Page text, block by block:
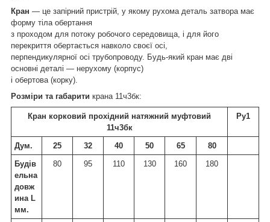
Кран — це запірний пристрій, у якому рухома деталь затвора має
форму тіла обертання
з проходом для потоку робочого середовища, і для його
перекриття обертається навколо своєї осі,
перпендикулярної осі трубопроводу. Будь-який кран має дві
основні деталі — нерухому (корпус)
і обертова (корку).
Розміри та габарити крана 11ч3бк:
Кран корковий прохідний натяжний муфтовий
11ч3бк
Ру1
Дум. 25 32 40 50 65
80
Будів
ельна
довж
ина L
мм.
80 95 110 130 160 180